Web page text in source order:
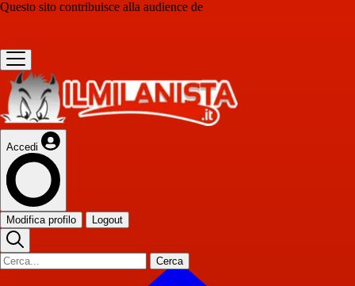
Questo sito contribuisce alla audience de
Accedi
Modifica profilo Logout
Cerca